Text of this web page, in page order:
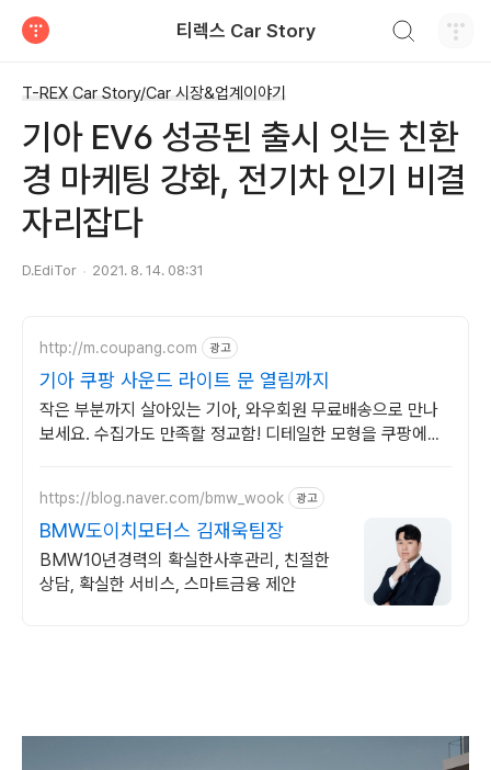
티렉스 Car Story
T-REX Car Story/Car 시장&업계이야기
기아 EV6 성공된 출시 잇는 친환
경 마케팅 강화, 전기차 인기 비결
자리잡다
D.EdiTor 2021. 8. 14. 08:31
http://m.coupang.com 광고
기아 쿠팡 사운드 라이트 문 열림까지
작은 부분까지 살아있는 기아, 와우회원 무료배송으로 만나
보세요. 수집가도 만족할 정교함! 디테일한 모형을 쿠팡에서
https://blog.naver.com/bmw_wook 광고
BMW도이치모터스 김재욱팀장
BMW10년경력의 확실한사후관리, 친절한
상담, 확실한 서비스, 스마트금융 제안